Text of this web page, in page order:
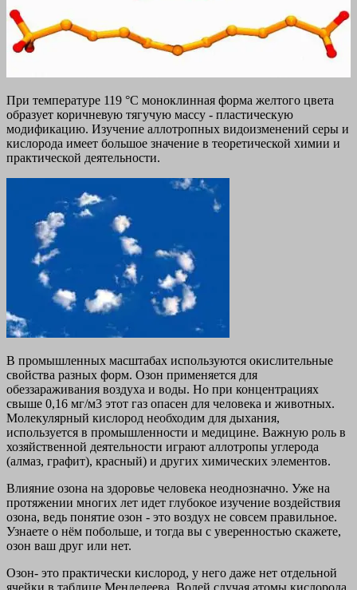
При температуре 119 °С моноклинная форма желтого цвета
образует коричневую тягучую массу - пластическую
модификацию. Изучение аллотропных видоизменений серы и
кислорода имеет большое значение в теоретической химии и
практической деятельности.
В промышленных масштабах используются окислительные
свойства разных форм. Озон применяется для
обеззараживания воздуха и воды. Но при концентрациях
свыше 0,16 мг/м3 этот газ опасен для человека и животных.
Молекулярный кислород необходим для дыхания,
используется в промышленности и медицине. Важную роль в
хозяйственной деятельности играют аллотропы углерода
(алмаз, графит), красный) и других химических элементов.
Влияние озона на здоровье человека неоднозначно. Уже на
протяжении многих лет идет глубокое изучение воздействия
озона, ведь понятие озон - это воздух не совсем правильное.
Узнаете о нём побольше, и тогда вы с уверенностью скажете,
озон ваш друг или нет.
Озон- это практически кислород, у него даже нет отдельной
ячейки в таблице Менделеева. Волей случая атомы кислорода